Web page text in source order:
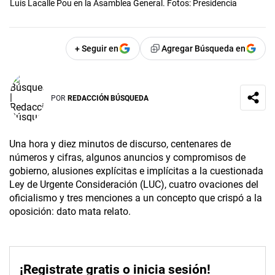
Luis Lacalle Pou en la Asamblea General. Fotos: Presidencia
+ Seguir en Agregar Búsqueda en
POR REDACCIÓN BÚSQUEDA
Una hora y diez minutos de discurso, centenares de
números y cifras, algunos anuncios y compromisos de
gobierno, alusiones explícitas e implícitas a la cuestionada
Ley de Urgente Consideración (LUC), cuatro ovaciones del
oficialismo y tres menciones a un concepto que crispó a la
oposición: dato mata relato.
¡Registrate gratis o inicia sesión!